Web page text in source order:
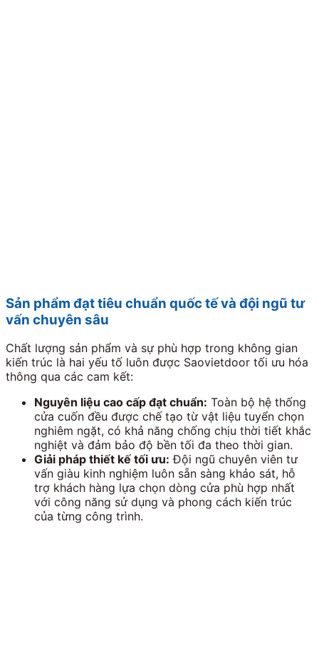
Sản phẩm đạt tiêu chuẩn quốc tế và đội ngũ tư
vấn chuyên sâu
Chất lượng sản phẩm và sự phù hợp trong không gian
kiến trúc là hai yếu tố luôn được Saovietdoor tối ưu hóa
thông qua các cam kết:
Nguyên liệu cao cấp đạt chuẩn: Toàn bộ hệ thống
cửa cuốn đều được chế tạo từ vật liệu tuyển chọn
nghiêm ngặt, có khả năng chống chịu thời tiết khắc
nghiệt và đảm bảo độ bền tối đa theo thời gian.
Giải pháp thiết kế tối ưu: Đội ngũ chuyên viên tư
vấn giàu kinh nghiệm luôn sẵn sàng khảo sát, hỗ
trợ khách hàng lựa chọn dòng cửa phù hợp nhất
với công năng sử dụng và phong cách kiến trúc
của từng công trình.